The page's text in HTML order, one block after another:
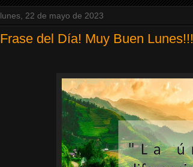
lunes, 22 de mayo de 2023
Frase del Día! Muy Buen Lunes!!!